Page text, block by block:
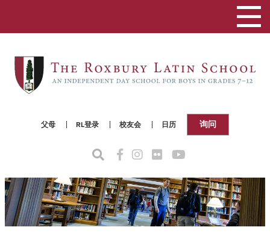
父母 RL登录 校友会 日历 询问
切
换
导